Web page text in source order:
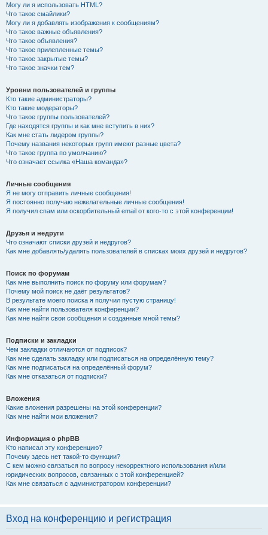
Могу ли я использовать HTML?
Что такое смайлики?
Могу ли я добавлять изображения к сообщениям?
Что такое важные объявления?
Что такое объявления?
Что такое прилепленные темы?
Что такое закрытые темы?
Что такое значки тем?
Уровни пользователей и группы
Кто такие администраторы?
Кто такие модераторы?
Что такое группы пользователей?
Где находятся группы и как мне вступить в них?
Как мне стать лидером группы?
Почему названия некоторых групп имеют разные цвета?
Что такое группа по умолчанию?
Что означает ссылка «Наша команда»?
Личные сообщения
Я не могу отправить личные сообщения!
Я постоянно получаю нежелательные личные сообщения!
Я получил спам или оскорбительный email от кого-то с этой конференции!
Друзья и недруги
Что означают списки друзей и недругов?
Как мне добавлять/удалять пользователей в списках моих друзей и недругов?
Поиск по форумам
Как мне выполнить поиск по форуму или форумам?
Почему мой поиск не даёт результатов?
В результате моего поиска я получил пустую страницу!
Как мне найти пользователя конференции?
Как мне найти свои сообщения и созданные мной темы?
Подписки и закладки
Чем закладки отличаются от подписок?
Как мне сделать закладку или подписаться на определённую тему?
Как мне подписаться на определённый форум?
Как мне отказаться от подписки?
Вложения
Какие вложения разрешены на этой конференции?
Как мне найти мои вложения?
Информация о phpBB
Кто написал эту конференцию?
Почему здесь нет такой-то функции?
С кем можно связаться по вопросу некорректного использования и/или
юридических вопросов, связанных с этой конференцией?
Как мне связаться с администратором конференции?
Вход на конференцию и регистрация